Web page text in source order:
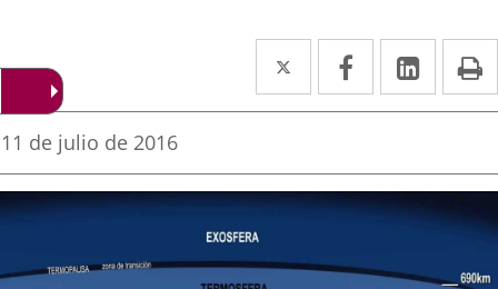
Twitter
Enlace
a
aplicación
externa.
Facebook
Enlace
a
aplicación
externa.
Enlace
a
Fecha
la
noticia
11 de julio de 2016